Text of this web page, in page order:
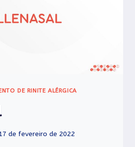
DE RINITE ALÉRGICA
de fevereiro de 2022